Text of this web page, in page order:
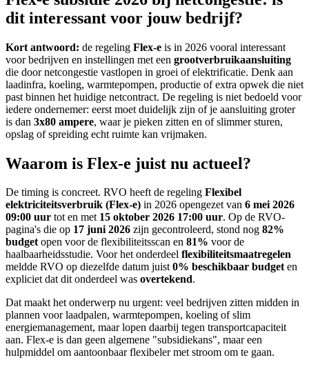
dit interessant voor jouw bedrijf?
Kort antwoord: de regeling Flex-e is in 2026 vooral interessant
voor bedrijven en instellingen met een grootverbruikaansluiting
die door netcongestie vastlopen in groei of elektrificatie. Denk aan
laadinfra, koeling, warmtepompen, productie of extra opwek die niet
past binnen het huidige netcontract. De regeling is niet bedoeld voor
iedere ondernemer: eerst moet duidelijk zijn of je aansluiting groter
is dan 3x80 ampere, waar je pieken zitten en of slimmer sturen,
opslag of spreiding echt ruimte kan vrijmaken.
Waarom is Flex-e juist nu actueel?
De timing is concreet. RVO heeft de regeling Flexibel
elektriciteitsverbruik (Flex-e) in 2026 opengezet van 6 mei 2026
09:00 uur tot en met 15 oktober 2026 17:00 uur. Op de RVO-
pagina's die op 17 juni 2026 zijn gecontroleerd, stond nog 82%
budgetopen voor de flexibiliteitsscan en 81% voor de
haalbaarheidsstudie. Voor het onderdeel flexibiliteitsmaatregelen
meldde RVO op diezelfde datum juist0% beschikbaar budgeten
expliciet dat dit onderdeel was overtekend.
Dat maakt het onderwerp nu urgent: veel bedrijven zitten midden in
plannen voor laadpalen, warmtepompen, koeling of slim
energiemanagement, maar lopen daarbij tegen transportcapaciteit
aan. Flex-e is dan geen algemene "subsidiekans", maar een
hulpmiddel om aantoonbaar flexibeler met stroom om te gaan.